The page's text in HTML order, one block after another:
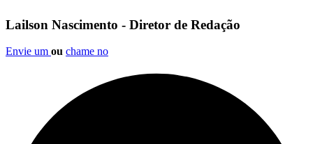
Lailson Nascimento - Diretor de Redação
Envie um ou chame no